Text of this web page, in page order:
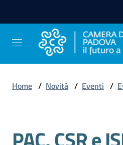
Home / Novità / Eventi /
Salta al contenuto